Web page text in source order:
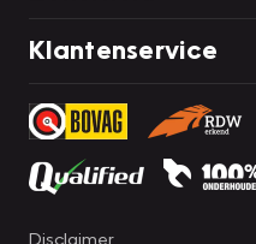
Klantenservice
Disclaimer